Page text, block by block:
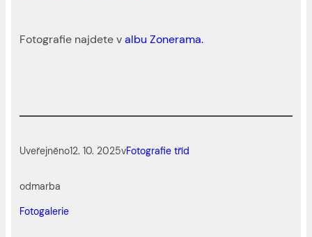
Fotografie najdete valbu Zonerama.
Uveřejněno12. 10. 2025vFotografie tříd
odmarba
Fotogalerie